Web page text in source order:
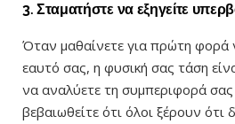
3. Σταματήστε να εξηγείτε
Όταν μαθαίνετε για πρώτη φορά
εαυτό σας, η φυσική σας τάση
να αναλύετε τη συμπεριφορά
βεβαιωθείτε ότι όλοι ξέρουν ότι